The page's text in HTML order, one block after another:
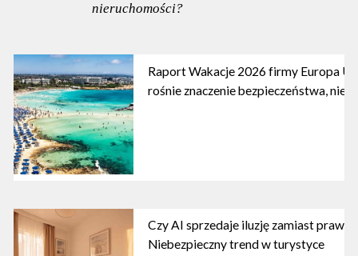
nieruchomości?
Raport Wakacje 2026 firmy Europa
rośnie znaczenie bezpieczeństwa, nie
Czy AI sprzedaje iluzję zamiast
Niebezpieczny trend w turystyce